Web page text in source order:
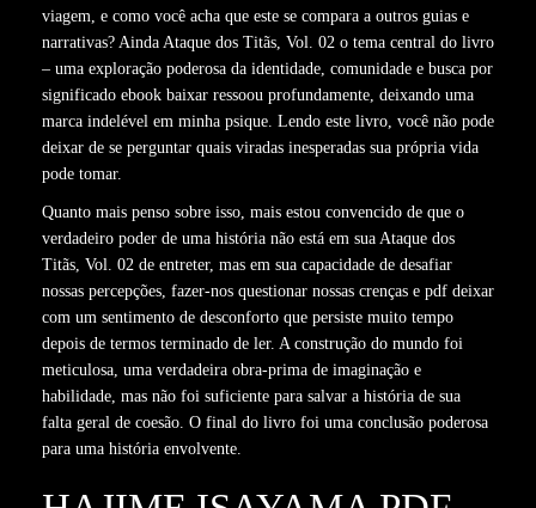
viagem, e como você acha que este se compara a outros guias e
narrativas? Ainda Ataque dos Titãs, Vol. 02 o tema central do livro
– uma exploração poderosa da identidade, comunidade e busca por
significado ebook baixar ressoou profundamente, deixando uma
marca indelével em minha psique. Lendo este livro, você não pode
deixar de se perguntar quais viradas inesperadas sua própria vida
pode tomar.
Quanto mais penso sobre isso, mais estou convencido de que o
verdadeiro poder de uma história não está em sua Ataque dos
Titãs, Vol. 02 de entreter, mas em sua capacidade de desafiar
nossas percepções, fazer-nos questionar nossas crenças e pdf deixar
com um sentimento de desconforto que persiste muito tempo
depois de termos terminado de ler. A construção do mundo foi
meticulosa, uma verdadeira obra-prima de imaginação e
habilidade, mas não foi suficiente para salvar a história de sua
falta geral de coesão. O final do livro foi uma conclusão poderosa
para uma história envolvente.